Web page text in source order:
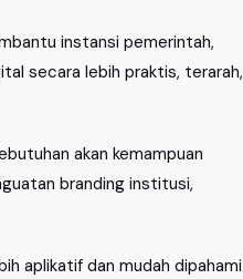
instansi pemerintah,
secara lebih praktis, terarah,
akan kemampuan
branding institusi,
aplikatif dan mudah dipahami